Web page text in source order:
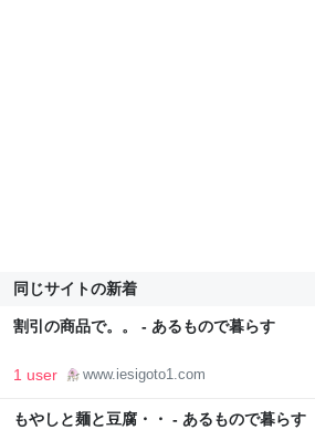
同じサイトの新着
割引の商品で。。 - あるもので暮らす
1 user www.iesigoto1.com
もやしと麺と豆腐・・ - あるもので暮らす